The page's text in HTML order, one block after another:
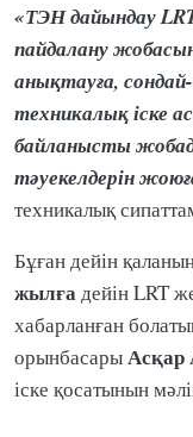
«ТЭН дайындау
пайдалану
анықтауға,
техникалық іске
байланысты
тәуекелдерін
техникалық
Бұған дейін
жылғадейін LRT
хабарланған
орынбасары
іске қосатынын